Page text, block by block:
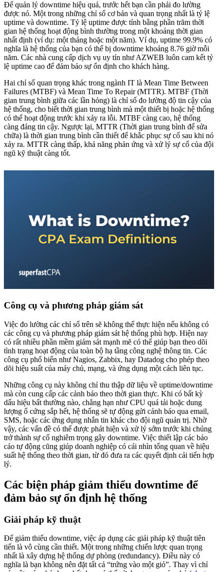
Để quản lý downtime hiệu quả, trước hết bạn cần phải đo lường
được nó. Một trong những chỉ số cơ bản và quan trọng nhất là tỷ lệ
uptime và downtime. Tỷ lệ uptime được tính bằng phần trăm thời
gian hệ thống hoạt động bình thường trong một khoảng thời gian
nhất định (ví dụ: một tháng hoặc một năm). Ví dụ, uptime 99.9% có
nghĩa là hệ thống của bạn có thể bị downtime khoảng 8.76 giờ mỗi
năm. Các nhà cung cấp dịch vụ uy tín như AZWEB luôn cam kết tỷ
lệ uptime cao để đảm bảo sự ổn định cho khách hàng.
Hai chỉ số quan trọng khác trong ngành IT là Mean Time Between
Failures (MTBF) và Mean Time To Repair (MTTR). MTBF (Thời
gian trung bình giữa các lần hỏng) là chỉ số đo lường độ tin cậy của
hệ thống, cho biết thời gian trung bình mà một thiết bị hoặc hệ thống
có thể hoạt động trước khi xảy ra lỗi. MTBF càng cao, hệ thống
càng đáng tin cậy. Ngược lại, MTTR (Thời gian trung bình để sửa
chữa) là thời gian trung bình cần thiết để khắc phục sự cố sau khi nó
xảy ra. MTTR càng thấp, khả năng phản ứng và xử lý sự cố của đội
ngũ kỹ thuật càng tốt.
Công cụ và phương pháp giám sát
Việc đo lường các chỉ số trên sẽ không thể thực hiện nếu không có
các công cụ và phương pháp giám sát hệ thống phù hợp. Hiện nay
có rất nhiều phần mềm giám sát mạnh mẽ có thể giúp bạn theo dõi
tình trạng hoạt động của toàn bộ hạ tầng công nghệ thông tin. Các
công cụ phổ biến như Nagios, Zabbix, hay Datadog cho phép theo
dõi hiệu suất của máy chủ, mạng, và ứng dụng một cách liên tục.
Những công cụ này không chỉ thu thập dữ liệu về uptime/downtime
mà còn cung cấp các cảnh báo theo thời gian thực. Khi có bất kỳ
dấu hiệu bất thường nào, chẳng hạn như CPU quá tải hoặc dung
lượng ổ cứng sắp hết, hệ thống sẽ tự động gửi cảnh báo qua email,
SMS, hoặc các ứng dụng nhắn tin khác cho đội ngũ quản trị. Nhờ
vậy, các vấn đề có thể được phát hiện và xử lý sớm trước khi chúng
trở thành sự cố nghiêm trọng gây downtime. Việc thiết lập các báo
cáo tự động cũng giúp doanh nghiệp có cái nhìn tổng quan về hiệu
suất hệ thống theo thời gian, từ đó đưa ra các quyết định cải tiến hợp
lý.
Các biện pháp giảm thiểu downtime để
đảm bảo sự ổn định hệ thống
Giải pháp kỹ thuật
Để giảm thiểu downtime, việc áp dụng các giải pháp kỹ thuật tiên
tiến là vô cùng cần thiết. Một trong những chiến lược quan trọng
nhất là xây dựng hệ thống dự phòng (redundancy). Điều này có
nghĩa là bạn không nên đặt tất cả “trứng vào một giỏ”. Thay vì chỉ